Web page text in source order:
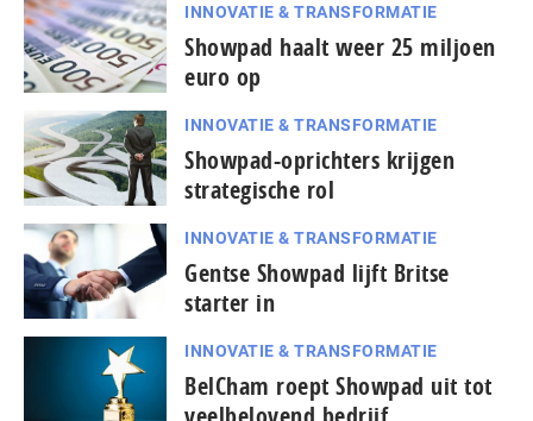
INNOVATIE & TRANSFORMATIE
Showpad haalt weer 25 miljoen
euro op
INNOVATIE & TRANSFORMATIE
Showpad-oprichters krijgen
strategische rol
INNOVATIE & TRANSFORMATIE
Gentse Showpad lijft Britse
starter in
INNOVATIE & TRANSFORMATIE
BelCham roept Showpad uit tot